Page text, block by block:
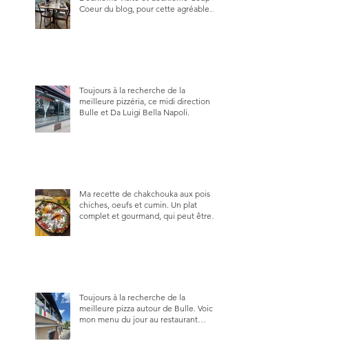
Coeur du blog, pour cette agréable
Toujours à la recherche de la
meilleure pizzéria, ce midi direction
Bulle et Da Luigi Bella Napoli.
Ma recette de chakchouka aux pois
chiches, oeufs et cumin. Un plat
complet et gourmand, qui peut être
Toujours à la recherche de la
meilleure pizza autour de Bulle. Voici
mon menu du jour au restaurant